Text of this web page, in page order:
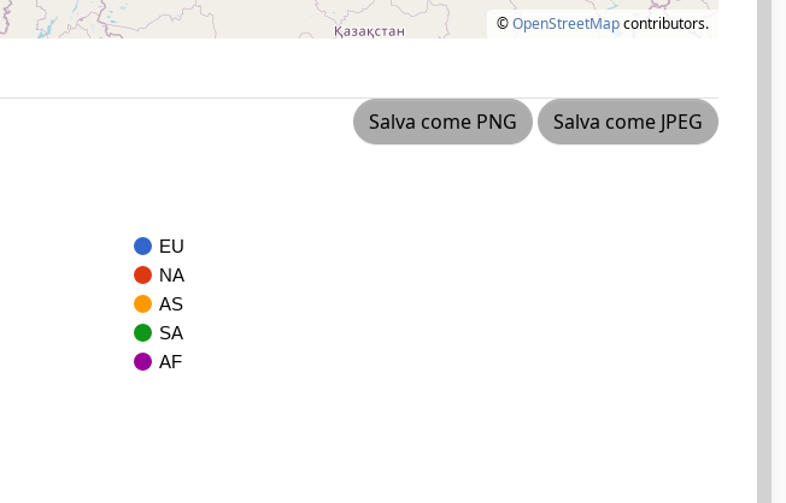
©OpenStreetMapcontributors.
Salva come PNG
Salva come JPEG
EU
NA
AS
SA
AF